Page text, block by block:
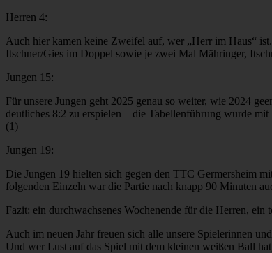
Herren 4:
Auch hier kamen keine Zweifel auf, wer „Herr im Haus“
Itschner/Gies im Doppel sowie je zwei Mal Mähringer,
Jungen 15:
Für unsere Jungen geht 2025 genau so weiter, wie 2024
deutliches 8:2 zu erspielen – die Tabellenführung wurde
(1)
Jungen 19:
Die Jungen 19 hielten sich gegen den TTC Germersheim
folgenden Einzeln war die Partie nach knapp 90 Minuten
Fazit: ein durchwachsenes Wochenende für die Herren,
Auch im neuen Jahr freuen sich alle unsere Spielerinnen
Und wer Lust auf das Spiel mit dem kleinen weißen Ball